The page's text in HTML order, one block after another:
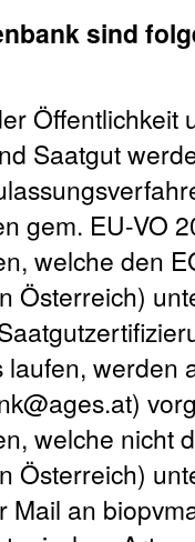
sind
Öffentlichkeit
Saatgut
gem. EU-VO
welche den
Österreich)
werden
welche nicht
Österreich)
Mail an